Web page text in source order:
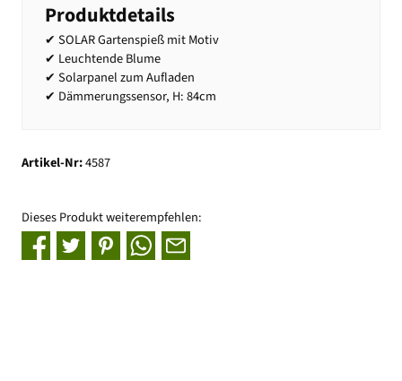
Produktdetails
✔ SOLAR Gartenspieß mit Motiv
✔ Leuchtende Blume
✔ Solarpanel zum Aufladen
✔ Dämmerungssensor, H: 84cm
Artikel-Nr:4587
Dieses Produkt weiterempfehlen: